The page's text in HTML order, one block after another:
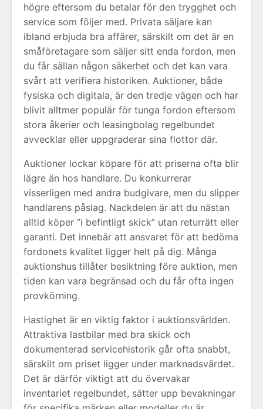
högre eftersom du betalar för den trygghet och
service som följer med. Privata säljare kan
ibland erbjuda bra affärer, särskilt om det är en
småföretagare som säljer sitt enda fordon, men
du får sällan någon säkerhet och det kan vara
svårt att verifiera historiken. Auktioner, både
fysiska och digitala, är den tredje vägen och har
blivit alltmer populär för tunga fordon eftersom
stora åkerier och leasingbolag regelbundet
avvecklar eller uppgraderar sina flottor där.
Auktioner lockar köpare för att priserna ofta blir
lägre än hos handlare. Du konkurrerar
visserligen med andra budgivare, men du slipper
handlarens påslag. Nackdelen är att du nästan
alltid köper ”i befintligt skick” utan returrätt eller
garanti. Det innebär att ansvaret för att bedöma
fordonets kvalitet ligger helt på dig. Många
auktionshus tillåter besiktning före auktion, men
tiden kan vara begränsad och du får ofta ingen
provkörning.
Hastighet är en viktig faktor i auktionsvärlden.
Attraktiva lastbilar med bra skick och
dokumenterad servicehistorik går ofta snabbt,
särskilt om priset ligger under marknadsvärdet.
Det är därför viktigt att du övervakar
inventariet regelbundet, sätter upp bevakningar